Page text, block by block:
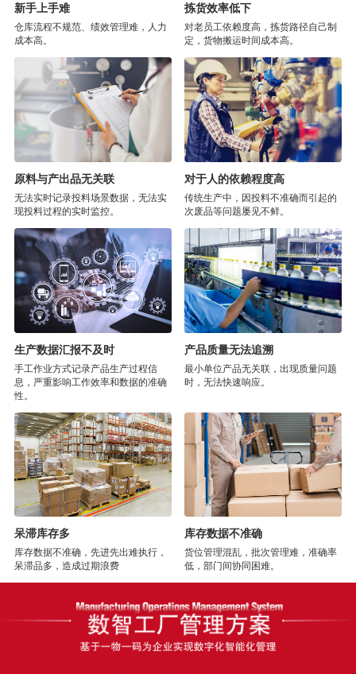
新手上手难
仓库流程不规范、绩效管理难，人力
成本高。
拣货效率低下
对老员工依赖度高，拣货路径自己制
定，货物搬运时间成本高。
原料与产出品无关联
无法实时记录投料场景数据，无法实
现投料过程的实时监控。
对于人的依赖程度高
传统生产中，因投料不准确而引起的
次废品等问题屡见不鲜。
生产数据汇报不及时
手工作业方式记录产品生产过程信
息，严重影响工作效率和数据的准确
性。
产品质量无法追溯
最小单位产品无关联，出现质量问题
时，无法快速响应。
呆滞库存多
库存数据不准确，先进先出难执行，
呆滞品多，造成过期浪费
库存数据不准确
货位管理混乱，批次管理难，准确率
低，部门间协同困难。